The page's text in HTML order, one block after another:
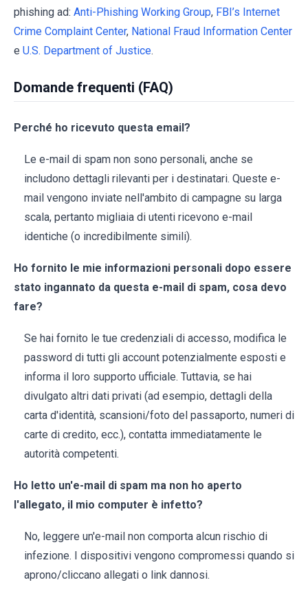
phishing ad: Anti-Phishing Working Group, FBI’s Internet
Crime Complaint Center, National Fraud Information Center
e U.S. Department of Justice.
Domande frequenti (FAQ)
Perché ho ricevuto questa email?
Le e-mail di spam non sono personali, anche se
includono dettagli rilevanti per i destinatari. Queste e-
mail vengono inviate nell'ambito di campagne su larga
scala, pertanto migliaia di utenti ricevono e-mail
identiche (o incredibilmente simili).
Ho fornito le mie informazioni personali dopo essere
stato ingannato da questa e-mail di spam, cosa devo
fare?
Se hai fornito le tue credenziali di accesso, modifica le
password di tutti gli account potenzialmente esposti e
informa il loro supporto ufficiale. Tuttavia, se hai
divulgato altri dati privati (ad esempio, dettagli della
carta d'identità, scansioni/foto del passaporto, numeri di
carte di credito, ecc.), contatta immediatamente le
autorità competenti.
Ho letto un'e-mail di spam ma non ho aperto
l'allegato, il mio computer è infetto?
No, leggere un'e-mail non comporta alcun rischio di
infezione. I dispositivi vengono compromessi quando si
aprono/cliccano allegati o link dannosi.